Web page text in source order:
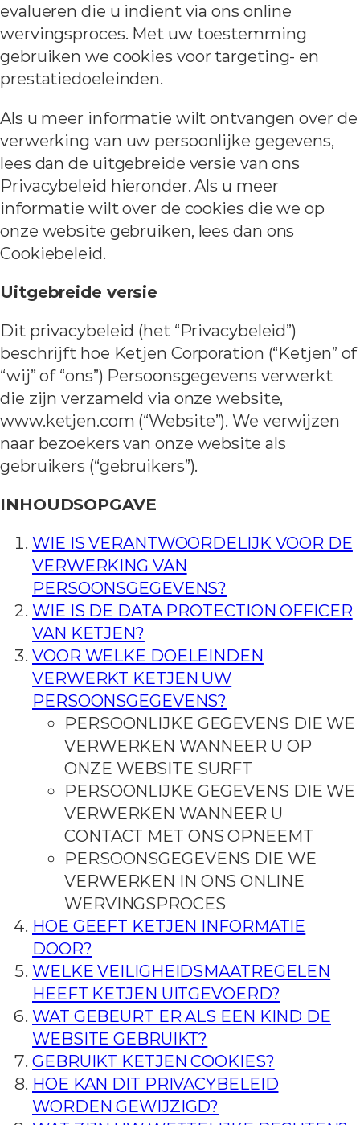
evalueren die u indient via ons online
wervingsproces. Met uw toestemming
gebruiken we cookies voor targeting- en
prestatiedoeleinden.
Als u meer informatie wilt ontvangen over de
verwerking van uw persoonlijke gegevens,
lees dan de uitgebreide versie van ons
Privacybeleid hieronder. Als u meer
informatie wilt over de cookies die we op
onze website gebruiken, lees dan ons
Cookiebeleid.
Uitgebreide versie
Dit privacybeleid (het “Privacybeleid”)
beschrijft hoe Ketjen Corporation (“Ketjen” of
“wij” of “ons”) Persoonsgegevens verwerkt
die zijn verzameld via onze website,
www.ketjen.com (“Website”). We verwijzen
naar bezoekers van onze website als
gebruikers (“gebruikers”).
INHOUDSOPGAVE
WIE IS VERANTWOORDELIJK VOOR DE
VERWERKING VAN
PERSOONSGEGEVENS?
WIE IS DE DATA PROTECTION OFFICER
VAN KETJEN?
VOOR WELKE DOELEINDEN
VERWERKT KETJEN UW
PERSOONSGEGEVENS?
PERSOONLIJKE GEGEVENS DIE WE
VERWERKEN WANNEER U OP
ONZE WEBSITE SURFT
PERSOONLIJKE GEGEVENS DIE WE
VERWERKEN WANNEER U
CONTACT MET ONS OPNEEMT
PERSOONSGEGEVENS DIE WE
VERWERKEN IN ONS ONLINE
WERVINGSPROCES
HOE GEEFT KETJEN INFORMATIE
DOOR?
WELKE VEILIGHEIDSMAATREGELEN
HEEFT KETJEN UITGEVOERD?
WAT GEBEURT ER ALS EEN KIND DE
WEBSITE GEBRUIKT?
GEBRUIKT KETJEN COOKIES?
HOE KAN DIT PRIVACYBELEID
WORDEN GEWIJZIGD?